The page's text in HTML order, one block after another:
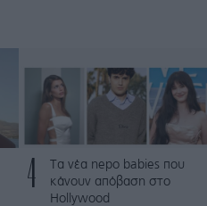
4
Τα νέα nepo babies που
κάνουν απόβαση στο
Hollywood